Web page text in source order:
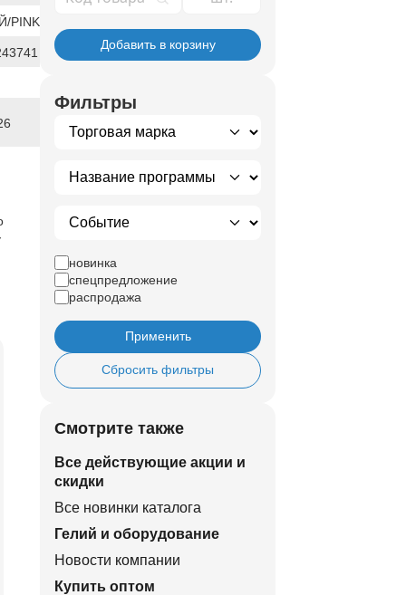
PINK
Добавить в корзину
Фильтры
новинка
спецпредложение
распродажа
Применить
Сбросить фильтры
Смотрите также
Все действующие акции и
скидки
Все новинки каталога
Гелий и оборудование
Новости компании
Купить оптом